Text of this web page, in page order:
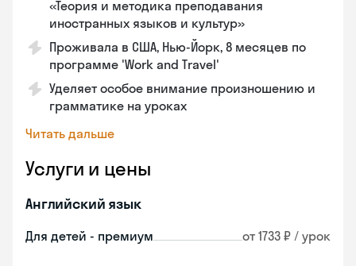
«Теория и методика преподавания
иностранных языков и культур»
Проживала в США, Нью-Йорк, 8 месяцев по
программе 'Work and Travel'
Уделяет особое внимание произношению и
грамматике на уроках
Читать дальше
Услуги и цены
Английский язык
Для детей - премиум от 1733 ₽ / урок